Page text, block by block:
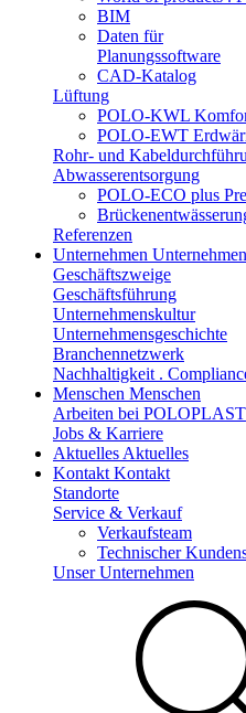
BIM
Daten für
Planungssoftware
CAD-Katalog
Lüftung
POLO-KWL
POLO-EWT
Rohr- und
Abwasserentsorgung
POLO-ECO plus
Referenzen
Unternehmen Unternehmen
Geschäftszweige
Geschäftsführung
Unternehmenskultur
Unternehmensgeschichte
Branchennetzwerk
Nachhaltigkeit .
Menschen Menschen
Arbeiten bei POLOPLAST
Jobs & Karriere
Aktuelles Aktuelles
Kontakt Kontakt
Standorte
Service & Verkauf
Verkaufsteam
Technischer
Unser Unternehmen